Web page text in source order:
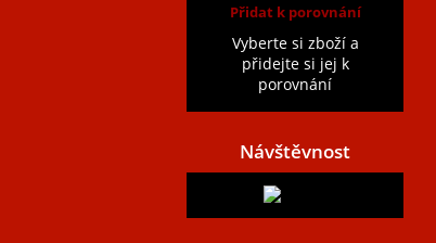
Přidat k porovnání
Vyberte si zboží a
přidejte si jej k
porovnání
Návštěvnost